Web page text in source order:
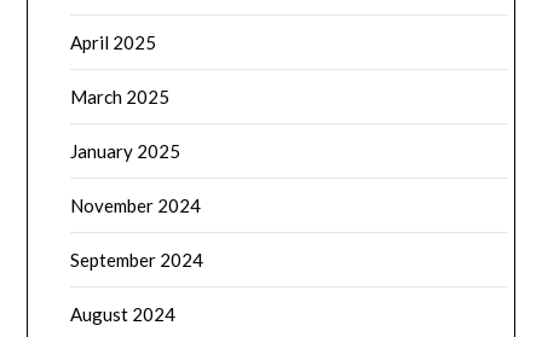
April 2025
March 2025
January 2025
November 2024
September 2024
August 2024